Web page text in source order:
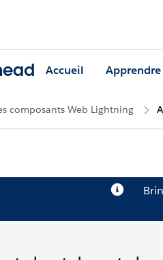
Accueil Apprendre
composants Web Lightning